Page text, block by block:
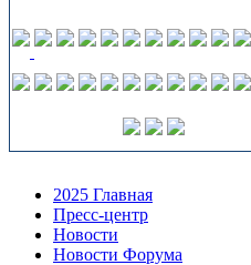
2025 Главная
Пресс-центр
Новости
Новости Форума